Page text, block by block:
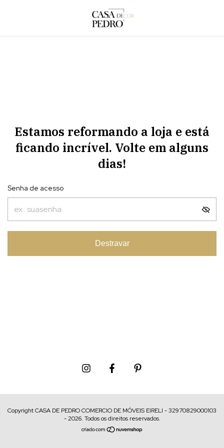
Estamos reformando a loja e está
ficando incrível. Volte em alguns
dias!
Senha de acesso
Destravar
Copyright CASA DE PEDRO COMERCIO DE MÓVEIS EIRELI - 32970829000103
- 2026. Todos os direitos reservados.